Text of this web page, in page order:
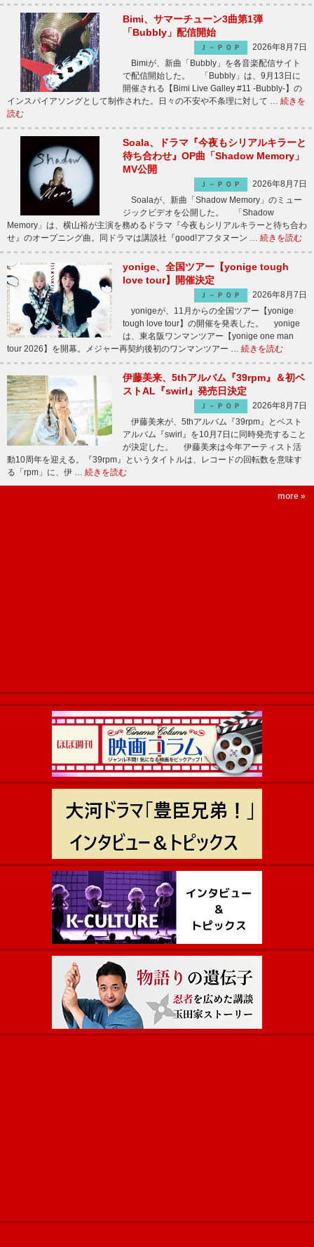
Bimi、サマーチューン3曲第1弾
「Bubbly」配信開始
Ｊ－ＰＯＰ
2026年8月7日
Bimiが、新曲「Bubbly」を各音楽配信サイト
で配信開始した。 「Bubbly」は、9月13日に
開催される【Bimi Live Galley #11 -Bubbly-】の
インスパイアソングとして制作された。日々の不安や不条理に対して … 続きを
読む
Soala、ドラマ『今夜もシリアルキラーと
待ち合わせ』OP曲「Shadow Memory」
MV公開
Ｊ－ＰＯＰ
2026年8月7日
Soalaが、新曲「Shadow Memory」のミュー
ジックビデオを公開した。 「Shadow
Memory」は、横山裕が主演を務めるドラマ『今夜もシリアルキラーと待ち合わ
せ』のオープニング曲。同ドラマは講談社『good!アフタヌーン … 続きを読む
yonige、全国ツアー【yonige tough
love tour】開催決定
Ｊ－ＰＯＰ
2026年8月7日
yonigeが、11月からの全国ツアー【yonige
tough love tour】の開催を発表した。 yonige
は、東名阪ワンマンツアー【yonige one man
tour 2026】を開幕。メジャー再契約後初のワンマンツアー … 続きを読む
伊藤美来、5thアルバム『39rpm』＆初ベ
ストAL『swirl』発売日決定
Ｊ－ＰＯＰ
2026年8月7日
伊藤美来が、5thアルバム『39rpm』とベスト
アルバム『swirl』を10月7日に同時発売すること
が決定した。 伊藤美来は今年アーティスト活
動10周年を迎える。『39rpm』というタイトルは、レコードの回転数を意味す
る「rpm」に、伊 … 続きを読む
more »